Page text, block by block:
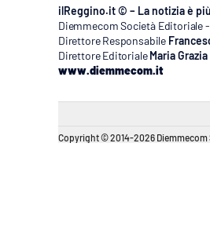
ilReggino.it © – La notizia è
Diemmecom Società Editoriale -
Direttore Responsabile
Direttore Editoriale Maria
www.diemmecom.it
Copyright © 2014-2026